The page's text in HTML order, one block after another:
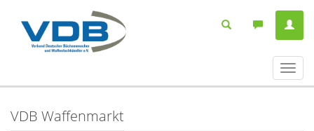
ein-/
VDB Waffenmarkt